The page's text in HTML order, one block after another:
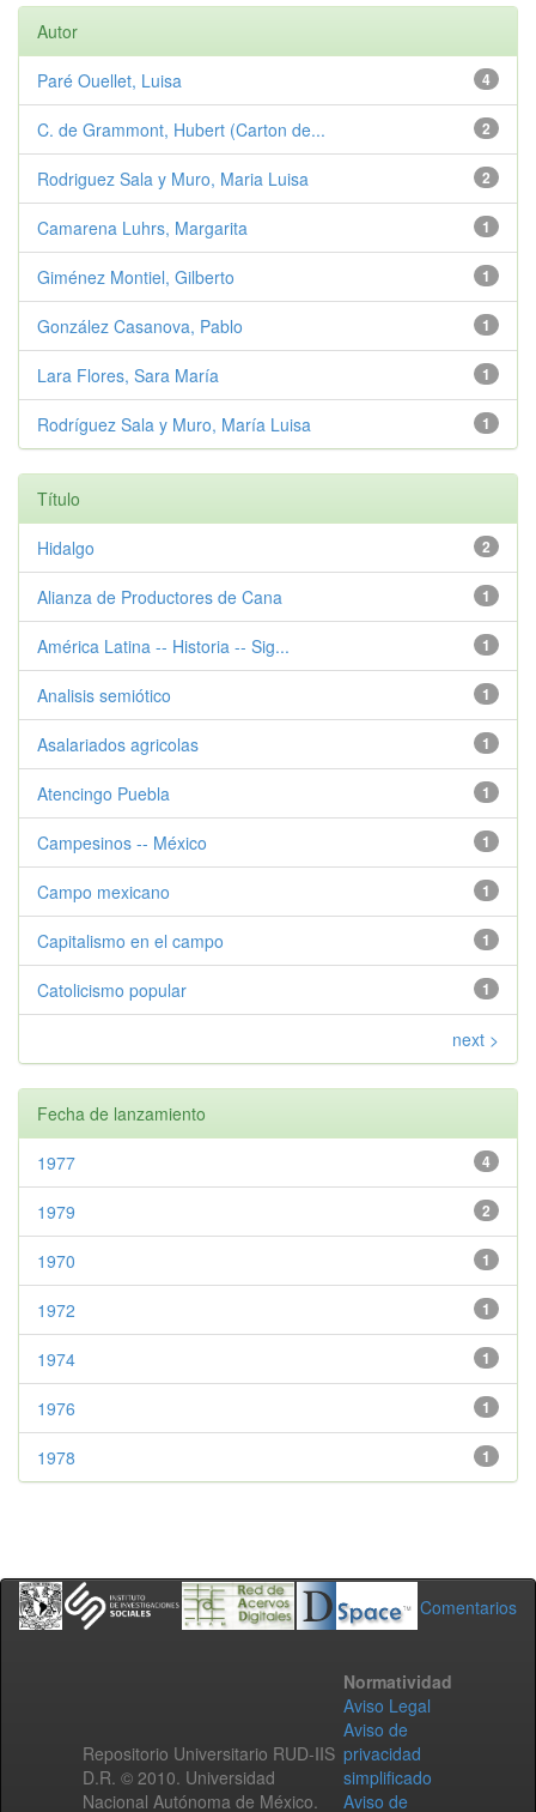
Autor
4
Paré Ouellet, Luisa
2
C. de Grammont, Hubert (Carton de...
2
Rodriguez Sala y Muro, Maria Luisa
1
Camarena Luhrs, Margarita
1
Giménez Montiel, Gilberto
1
González Casanova, Pablo
1
Lara Flores, Sara María
1
Rodríguez Sala y Muro, María Luisa
Título
2
Hidalgo
1
Alianza de Productores de Cana
1
América Latina -- Historia -- Sig...
1
Analisis semiótico
1
Asalariados agricolas
1
Atencingo Puebla
1
Campesinos -- México
1
Campo mexicano
1
Capitalismo en el campo
1
Catolicismo popular
next >
Fecha de lanzamiento
4
1977
2
1979
1
1970
1
1972
1
1974
1
1976
1
1978
Comentarios
Repositorio Universitario RUD-IIS
D.R. © 2010. Universidad
Nacional Autónoma de México.
Normatividad
Aviso Legal
Aviso de
privacidad
simplificado
Aviso de